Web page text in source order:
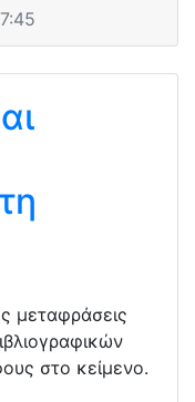
μεταφράσεις
στο κείμενο.